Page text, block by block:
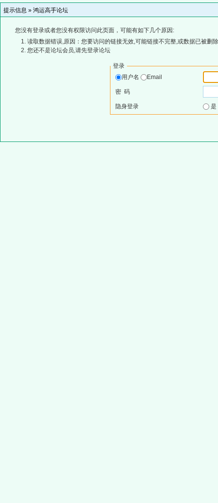
提示信息 » 鸿运高手论坛
您没有登录或者您没有权限访问此页面，可能有如下几个原因:
读取数据错误,原因：您要访问的链接无效,可能链接不完整,或数据已被删
您还不是论坛会员,请先登录论坛
登录
用户名
Email
密 码
隐身登录